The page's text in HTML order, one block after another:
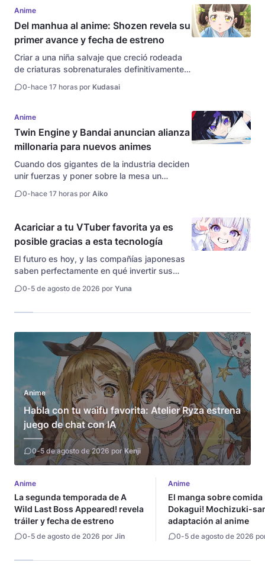
de videos para adultos Yu Tano...
Anime
Del manhua al anime: Shozen revela su
primer avance y fecha de estreno
Criar a una niña salvaje que creció rodeada
de criaturas sobrenaturales definitivamente
El equipo de producción detrás de la
chino Shang Shan, creado por Jiang Jia
Meizi,...
0-hace 17 horas por Kudasai
Anime
Twin Engine y Bandai anuncian alianza
millonaria para nuevos animes
Cuando dos gigantes de la industria deciden
unir fuerzas y poner sobre la mesa un
avecina algo monumental. La productora
asociación estratégica con el titán de la
0-hace 17 horas por Aiko
Acariciar a tu VTuber favorita ya es
posible gracias a esta tecnología
El futuro es hoy, y las compañías japonesas
saben perfectamente en qué invertir sus
Design Laboratory anunció oficialmente el
iniciativa Teno-Verse. ¿Para qué...
0-5 de agosto de 2026 por Yuna
Anime
Habla con tu waifu favorita: Atelier Ryza estrena
juego de chat con IA
0-5 de agosto de 2026 porKenji
Anime
La segunda temporada de A
Wild Last Boss Appeared! revela
tráiler y fecha de estreno
0-5 de agosto de 2026 por Jin
Anime
El manga sobre comida
Dokagui! Mochizuki-
adaptación al anime
0-5 de agosto de 2026